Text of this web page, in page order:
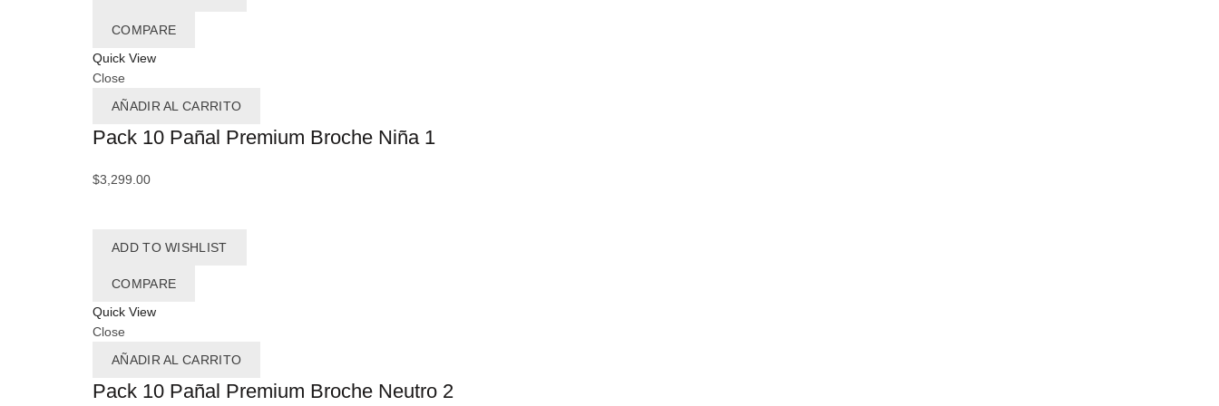
COMPARE
Quick View
Close
AÑADIR AL CARRITO
Pack 10 Pañal Premium Broche Niña 1
$3,299.00
ADD TO WISHLIST
COMPARE
Quick View
Close
AÑADIR AL CARRITO
Pack 10 Pañal Premium Broche Neutro 2